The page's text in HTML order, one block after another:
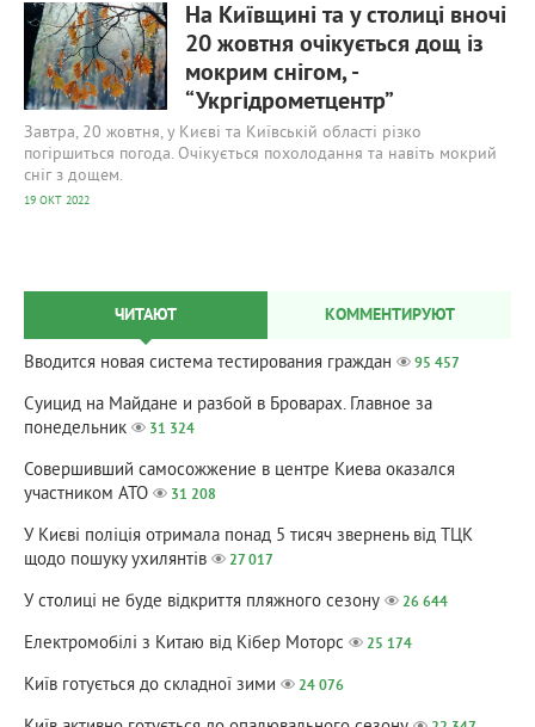
На Київщині та у столиці вночі
20 жовтня очікується дощ із
мокрим снігом, -
“Укргідрометцентр”
Завтра, 20 жовтня, у Києві та Київській області різко
погіршиться погода. Очікується похолодання та навіть мокрий
сніг з дощем.
19 ОКТ 2022
ЧИТАЮТ КОММЕНТИРУЮТ
Вводится новая система тестирования граждан 95 457
Суицид на Майдане и разбой в Броварах. Главное за
понедельник
31 324
Совершивший самосожжение в центре Киева оказался
участником АТО
31 208
У Києві поліція отримала понад 5 тисяч звернень від ТЦК
щодо пошуку ухилянтів
27 017
У столиці не буде відкриття пляжного сезону 26 644
Електромобілі з Китаю від Кібер Моторс 25 174
Київ готується до складної зими 24 076